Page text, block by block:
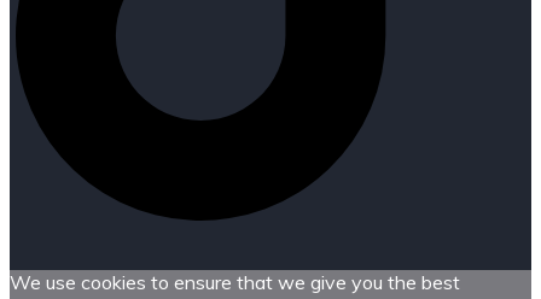
We use cookies to ensure that we give you the best